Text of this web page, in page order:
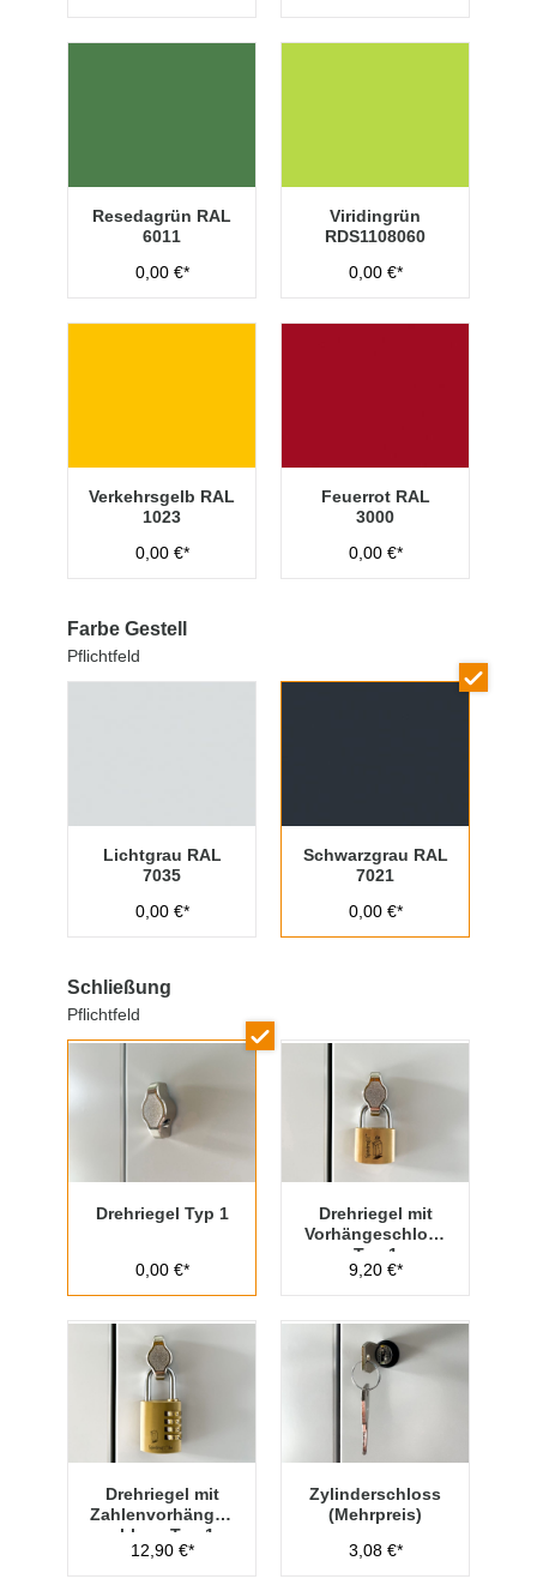
Resedagrün RAL
6011
0,00 €*
Viridingrün
RDS1108060
0,00 €*
Verkehrsgelb RAL
1023
0,00 €*
Feuerrot RAL
3000
0,00 €*
Farbe Gestell
Pflichtfeld
Lichtgrau RAL
7035
0,00 €*
Schwarzgrau RAL
7021
0,00 €*
Schließung
Pflichtfeld
Drehriegel Typ 1
0,00 €*
Drehriegel mit
Vorhängeschloss
Typ 1
9,20 €*
Drehriegel mit
Zahlenvorhänges
chloss Typ 1
12,90 €*
Zylinderschloss
(Mehrpreis)
3,08 €*